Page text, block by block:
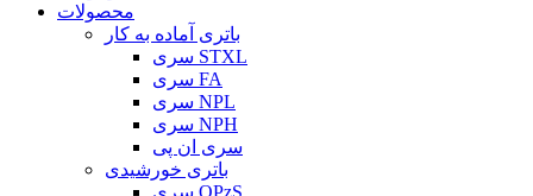
محصولات
باتری آماده به کار
سری STXL
سری FA
سری NPL
سری NPH
سری ان پی
باتری خورشیدی
سری OPzS